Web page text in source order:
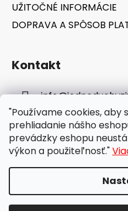
"Používame cookies, aby
prehliadanie nášho
prevádzky eshopu
výkon a použiteľnosť."
UŽITOČNÉ INFORMÁCIE
DOPRAVA A SPÔSOB
Kontakt
info@
E-shop: 0948 647